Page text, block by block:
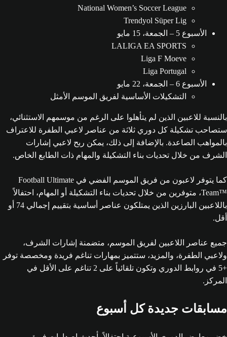
National Women’s Soccer League
Trendyol Süper Lig
الأسبوع 5 – الجمعة، 15 مايو
LALIGA EA SPORTS
Liga F Moeve
Liga Portugal
الأسبوع 6 – الجمعة، 22 مايو
التشكيلات الأساسية لفريق الموسم الأمثل
بالنسبة للاعبين الذين لم يتأهلوا على الرغم من موسمهم الاستثنائي،
ستصاحب تشكيلة كل دوري ثلاثة من عناصر لاعبي الطفرة للاعتراف
بالمواهب الصاعدة. بالإضافة إلى ذلك، يمكن ربح لاعبي إشارات
الشرف من خلال تحديات بناء التشكيلة والمهام ذات الطابع الخاص.
كما يتوفر لاعبون من فريق الموسم الفضي في Football Ultimate
Team™‎، متوفرين من خلال تحديات بناء التشكيلة أو المهام، احتفالاً
باللاعبين البارزين الذين يمتلكون عناصر أساسية بتقييم إجمالي 74 أو
أقل.
جميع عناصر اللاعبين لفريق الموسم، متضمنة إشارات الشرف،
ولاعبي الطفرة، والمزيد، ستتميز بمهارات تناغم فريدة ومخصصة توفر
+5 في روابط الدوري وتكون تلقائياً على 2 تناغم على الأقل في
المركز.
مسابقات جديدة كل أسبوع